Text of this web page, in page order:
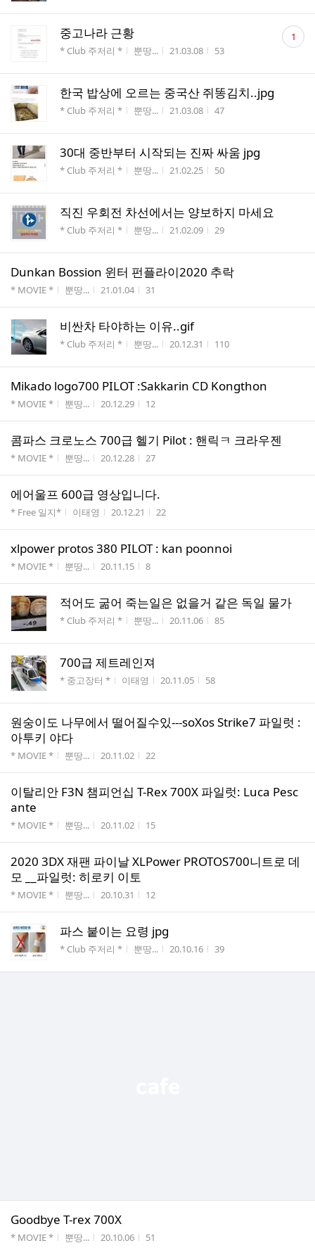
중고나라 근황
게시판명
* Club 주저리 * 작성자
뿐땅... 작성시간
21.03.08 조회수
53
댓
글 1
한국 밥상에 오르는 중국산 쥐똥김치..jpg
게시판명
* Club 주저리 * 작성자
뿐땅... 작성시간
21.03.08 조회수
47
30대 중반부터 시작되는 진짜 싸움 jpg
게시판명
* Club 주저리 * 작성자
뿐땅... 작성시간
21.02.25 조회수
50
직진 우회전 차선에서는 양보하지 마세요
게시판명
* Club 주저리 * 작성자
뿐땅... 작성시간
21.02.09 조회수
29
Dunkan Bossion 윈터 펀플라이2020 추락
게시판명
* MOVIE * 작성자
뿐땅... 작성시간
21.01.04 조회수
31
비싼차 타야하는 이유..gif
게시판명
* Club 주저리 * 작성자
뿐땅... 작성시간
20.12.31 조회수
110
Mikado logo700 PILOT :Sakkarin CD Kongthon
게시판명
* MOVIE * 작성자
뿐땅... 작성시간
20.12.29 조회수
12
콤파스 크로노스 700급 헬기 Pilot : 핸릭ㅋ 크라우젠
게시판명
* MOVIE * 작성자
뿐땅... 작성시간
20.12.28 조회수
27
에어울프 600급 영상입니다.
게시판명
* Free 일지* 작성자
이태영 작성시간
20.12.21 조회수
22
xlpower protos 380 PILOT : kan poonnoi
게시판명
* MOVIE * 작성자
뿐땅... 작성시간
20.11.15 조회수
8
적어도 굶어 죽는일은 없을거 같은 독일 물가
게시판명
* Club 주저리 * 작성자
뿐땅... 작성시간
20.11.06 조회수
85
700급 제트레인져
게시판명
* 중고장터 * 작성자
이태영 작성시간
20.11.05 조회수
58
원숭이도 나무에서 떨어질수있---soXos Strike7 파일럿 :
아투키 야다
게시판명
* MOVIE * 작성자
뿐땅... 작성시간
20.11.02 조회수
22
이탈리안 F3N 챔피언십 T-Rex 700X 파일럿: Luca Pesc
ante
게시판명
* MOVIE * 작성자
뿐땅... 작성시간
20.11.02 조회수
15
2020 3DX 재팬 파이날 XLPower PROTOS700니트로 데
모 __파일럿: 히로키 이토
게시판명
* MOVIE * 작성자
뿐땅... 작성시간
20.10.31 조회수
12
파스 붙이는 요령 jpg
게시판명
* Club 주저리 * 작성자
뿐땅... 작성시간
20.10.16 조회수
39
Goodbye T-rex 700X
게시판명
* MOVIE * 작성자
뿐땅... 작성시간
20.10.06 조회수
51